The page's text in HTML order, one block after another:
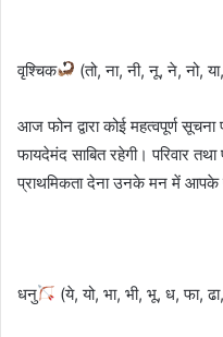
वृश्चिक (तो, ना, नी, नू, ने, नो,
आज फोन द्वारा कोई महत्वपूर्ण सूचना
फायदेमंद साबित रहेगी। परिवार
प्राथमिकता देना उनके मन में आपके
धनु (ये, यो, भा, भी, भू, ध, फा,